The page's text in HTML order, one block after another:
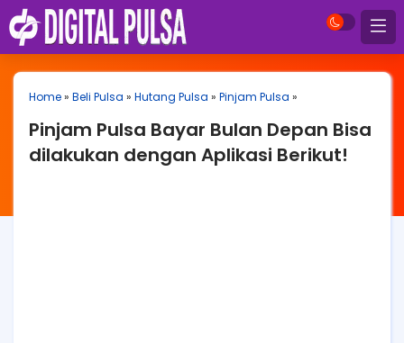
Home» Beli Pulsa » Hutang Pulsa » Pinjam Pulsa »
Pinjam Pulsa Bayar Bulan Depan Bisa
dilakukan dengan Aplikasi Berikut!